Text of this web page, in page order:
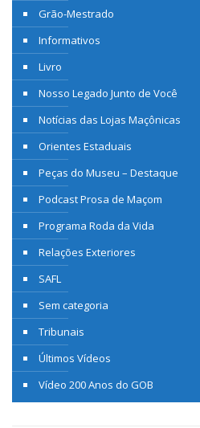
Grão-Mestrado
Informativos
Livro
Nosso Legado Junto de Você
Notícias das Lojas Maçônicas
Orientes Estaduais
Peças do Museu – Destaque
Podcast Prosa de Maçom
Programa Roda da Vida
Relações Exteriores
SAFL
Sem categoria
Tribunais
Últimos Vídeos
Vídeo 200 Anos do GOB